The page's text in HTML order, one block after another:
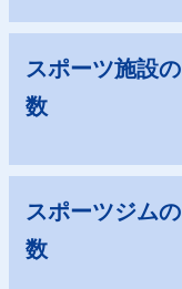
スポーツ施設の
数
スポーツジムの
数